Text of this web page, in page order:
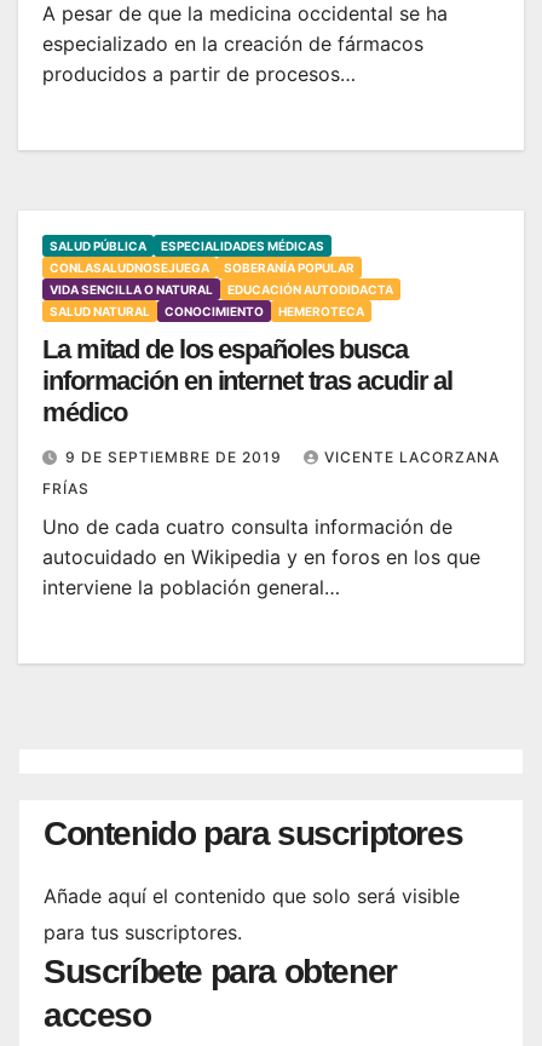
A pesar de que la medicina occidental se ha
especializado en la creación de fármacos
producidos a partir de procesos…
SALUD PÚBLICA
ESPECIALIDADES MÉDICAS
CONLASALUDNOSEJUEGA
SOBERANÍA POPULAR
VIDA SENCILLA O NATURAL
EDUCACIÓN AUTODIDACTA
SALUD NATURAL
CONOCIMIENTO HEMEROTECA
La mitad de los españoles busca
información en internet tras acudir al
médico
9 DE SEPTIEMBRE DE 2019
VICENTE LACORZANA
FRÍAS
Uno de cada cuatro consulta información de
autocuidado en Wikipedia y en foros en los que
interviene la población general…
Contenido para suscriptores
Añade aquí el contenido que solo será visible
para tus suscriptores.
Suscríbete para obtener
acceso